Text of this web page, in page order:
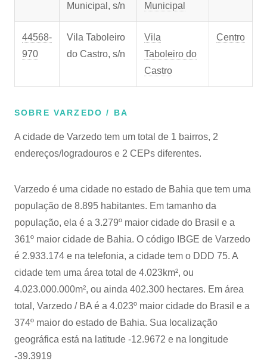
Municipal, s/n
Municipal
44568-
970
Vila Taboleiro
do Castro, s/n
Vila
Taboleiro do
Castro
Centro
SOBRE VARZEDO / BA
A cidade de Varzedo tem um total de 1 bairros, 2
endereços/logradouros e 2 CEPs diferentes.
Varzedo é uma cidade no estado de Bahia que tem uma
população de 8.895 habitantes. Em tamanho da
população, ela é a 3.279º maior cidade do Brasil e a
361º maior cidade de Bahia. O código IBGE de Varzedo
é 2.933.174 e na telefonia, a cidade tem o DDD 75. A
cidade tem uma área total de 4.023km², ou
4.023.000.000m², ou ainda 402.300 hectares. Em área
total, Varzedo / BA é a 4.023º maior cidade do Brasil e a
374º maior do estado de Bahia. Sua localização
geográfica está na latitude -12.9672 e na longitude
-39.3919